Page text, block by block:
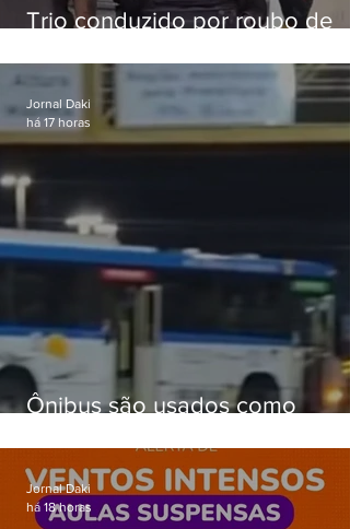
Trio conduzido por roubo de
passagens
Ônibus são usados como
Gardênia Azul
Jornal Daki
há 17 horas
Jornal Daki
há 18 horas